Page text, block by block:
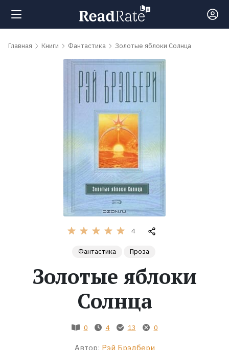
Поиск
обсуждаемые
Серии
Главная Книги Фантастика Золотые яблоки Солнца
4
Фантастика Проза
Золотые яблоки
Солнца
0 4 13 0
Автор: Рэй Брэдбери